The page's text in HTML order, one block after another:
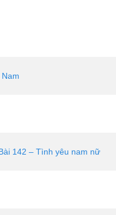
142 – Tình yêu nam nữ